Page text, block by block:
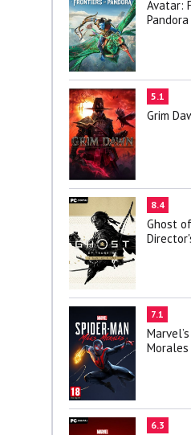
Avatar:
Pandora
5.1
Grim
8.4
Ghost
7.1
Morales
6.3